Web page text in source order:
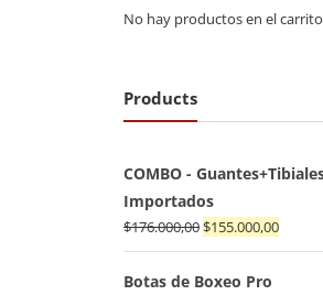
No hay productos en el
Products
COMBO -
Importados
$176.000,00El
precio
original
$155.000,00El
precio
Botas de Boxeo Pro